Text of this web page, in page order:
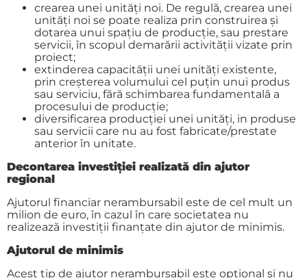
crearea unei unități noi. De regulă, crearea unei
unități noi se poate realiza prin construirea și
dotarea unui spațiu de producție, sau prestare
servicii, în scopul demarării activității vizate prin
proiect;
extinderea capacității unei unități existente,
prin creșterea volumului cel puțin unui produs
sau serviciu, fără schimbarea fundamentală a
procesului de producție;
diversificarea producției unei unități, in produse
sau servicii care nu au fost fabricate/prestate
anterior în unitate.
Decontarea investiției realizată din ajutor
regional
Ajutorul financiar nerambursabil este de cel mult un
milion de euro, în cazul în care societatea nu
realizează investiții finanțate din ajutor de minimis.
Ajutorul de minimis
Acest tip de ajutor nerambursabil este opțional și nu